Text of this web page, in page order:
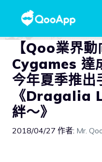
【Qoo業界
Cygames 達
今年夏季推出
《Dragalia
絆～》
2018/04/27 作者: Mr.